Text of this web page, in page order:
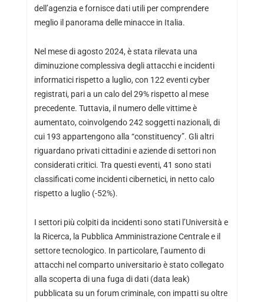
dell’agenzia e fornisce dati utili per comprendere
meglio il panorama delle minacce in Italia.
Nel mese di agosto 2024, è stata rilevata una
diminuzione complessiva degli attacchi e incidenti
informatici rispetto a luglio, con 122 eventi cyber
registrati, pari a un calo del 29% rispetto al mese
precedente. Tuttavia, il numero delle vittime è
aumentato, coinvolgendo 242 soggetti nazionali, di
cui 193 appartengono alla “constituency”. Gli altri
riguardano privati cittadini e aziende di settori non
considerati critici. Tra questi eventi, 41 sono stati
classificati come incidenti cibernetici, in netto calo
rispetto a luglio (-52%).
I settori più colpiti da incidenti sono stati l’Università e
la Ricerca, la Pubblica Amministrazione Centrale e il
settore tecnologico. In particolare, l’aumento di
attacchi nel comparto universitario è stato collegato
alla scoperta di una fuga di dati (data leak)
pubblicata su un forum criminale, con impatti su oltre